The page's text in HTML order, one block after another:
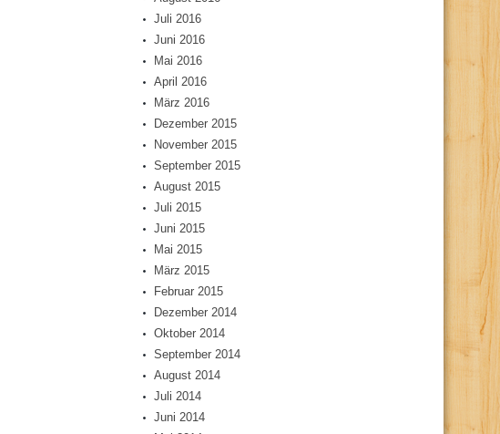
Juli 2016
Juni 2016
Mai 2016
April 2016
März 2016
Dezember 2015
November 2015
September 2015
August 2015
Juli 2015
Juni 2015
Mai 2015
März 2015
Februar 2015
Dezember 2014
Oktober 2014
September 2014
August 2014
Juli 2014
Juni 2014